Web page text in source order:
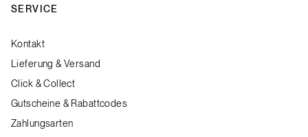
SERVICE
Kontakt
Lieferung & Versand
Click & Collect
Gutscheine & Rabattcodes
Zahlungsarten